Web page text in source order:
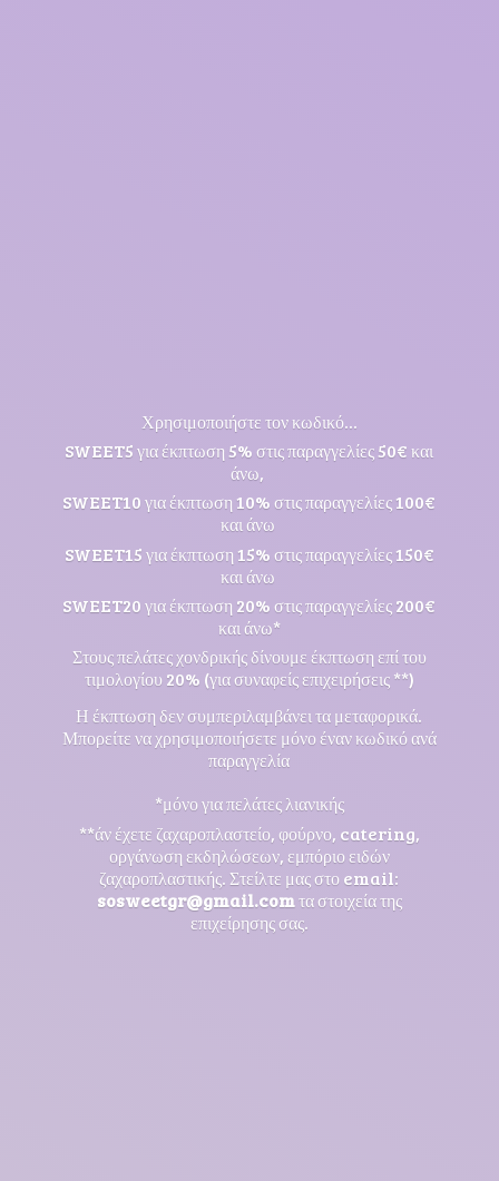
Χρησιμοποιήστε τον κωδικό...
SWEET5 για έκπτωση 5% στις παραγγελίες 50€ και
άνω,
SWEET10 για έκπτωση 10% στις παραγγελίες 100€
και άνω
SWEET15 για έκπτωση 15% στις παραγγελίες 150€
και άνω
SWEET20 για έκπτωση 20% στις παραγγελίες 200€
και άνω*
Στους πελάτες χονδρικής δίνουμε έκπτωση επί του
τιμολογίου 20% (για συναφείς επιχειρήσεις **)
Η έκπτωση δεν συμπεριλαμβάνει τα μεταφορικά.
Μπορείτε να χρησιμοποιήσετε μόνο έναν κωδικό ανά
παραγγελία
*μόνο για πελάτες λιανικής
**άν έχετε ζαχαροπλαστείο, φούρνο, catering,
οργάνωση εκδηλώσεων, εμπόριο ειδών
ζαχαροπλαστικής. Στείλτε μας στο email:
sosweetgr@gmail.comτα στοιχεία της
επιχείρησης σας.